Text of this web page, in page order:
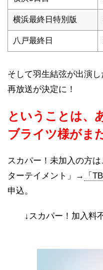
横浜最終日特別版
八戸最終日
そして羽生結弦が出演
再放送が決定に！
ということは、
ブライツ様がま
スカパー！未加入の方
ターテイメント」→
「
申込。
↓スカパー！加入料